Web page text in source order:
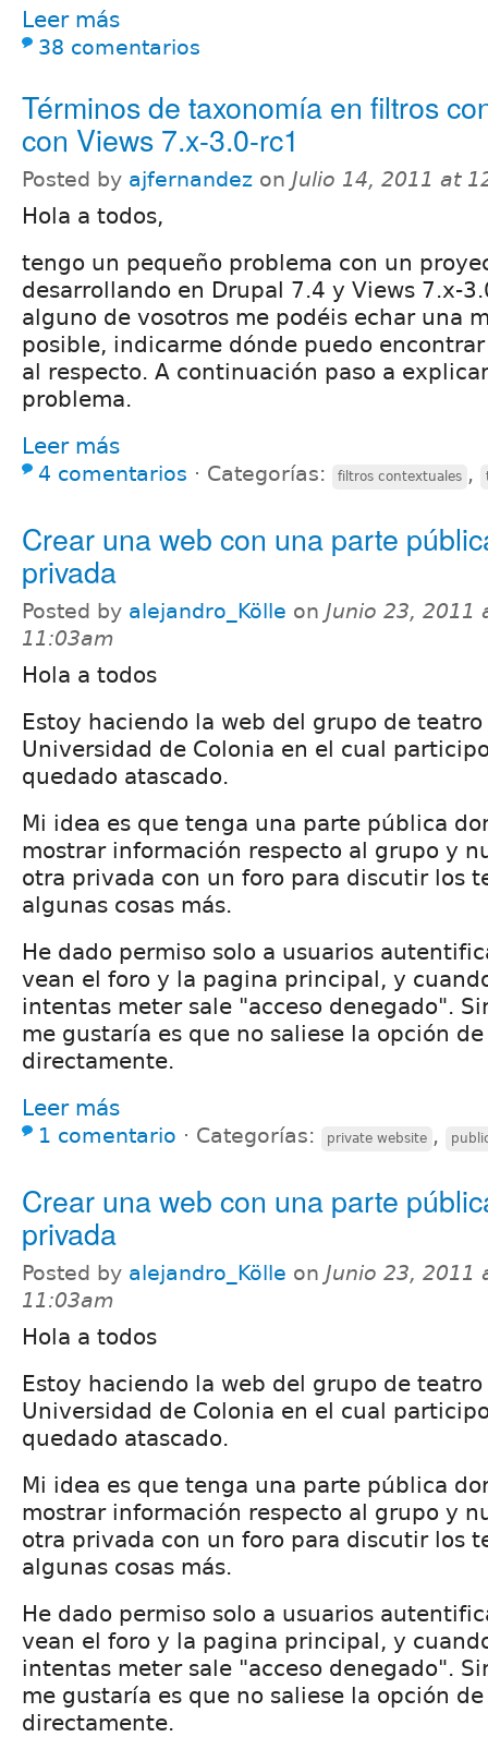
Leer más
38 comentarios
Términos de taxonomía en filtros
con Views 7.x-3.0-rc1
Posted by ajfernandez on Julio 14, 2011 at
Hola a todos,
tengo un pequeño problema con un
desarrollando en Drupal 7.4 y Views 7.x-
alguno de vosotros me podéis echar una
posible, indicarme dónde puedo
al respecto. A continuación paso a
problema.
Leer más
4 comentarios ⋅ Categorías: filtros contextuales ,
Crear una web con una parte
privada
Posted by alejandro_Kölle on Junio 23, 2011
11:03am
Hola a todos
Estoy haciendo la web del grupo de
Universidad de Colonia en el cual
quedado atascado.
Mi idea es que tenga una parte pública
mostrar información respecto al grupo y
otra privada con un foro para discutir los
algunas cosas más.
He dado permiso solo a usuarios
vean el foro y la pagina principal, y
intentas meter sale "acceso denegado".
me gustaría es que no saliese la opción
directamente.
Leer más
1 comentario ⋅ Categorías: private website ,
Crear una web con una parte
privada
Posted by alejandro_Kölle on Junio 23, 2011
11:03am
Hola a todos
Estoy haciendo la web del grupo de
Universidad de Colonia en el cual
quedado atascado.
Mi idea es que tenga una parte pública
mostrar información respecto al grupo y
otra privada con un foro para discutir los
algunas cosas más.
He dado permiso solo a usuarios
vean el foro y la pagina principal, y
intentas meter sale "acceso denegado".
me gustaría es que no saliese la opción
directamente.